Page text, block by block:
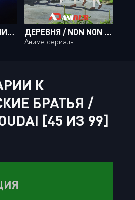
Аниме сериалы
К
БРАТЬЯ /
[45 ИЗ 99]